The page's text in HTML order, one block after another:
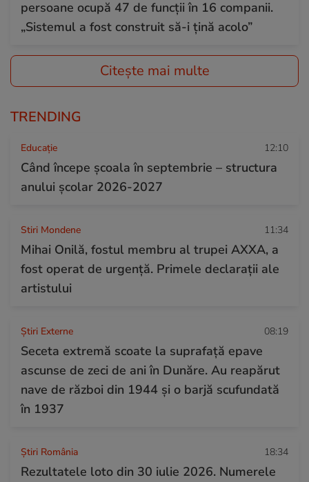
persoane ocupă 47 de funcții în 16 companii.
„Sistemul a fost construit să-i țină acolo”
Citește mai multe
TRENDING
Educație 12:10
Când începe şcoala în septembrie – structura
anului şcolar 2026-2027
Stiri Mondene 11:34
Mihai Onilă, fostul membru al trupei AXXA, a
fost operat de urgență. Primele declarații ale
artistului
Știri Externe 08:19
Seceta extremă scoate la suprafață epave
ascunse de zeci de ani în Dunăre. Au reapărut
nave de război din 1944 și o barjă scufundată
în 1937
Știri România 18:34
Rezultatele loto din 30 iulie 2026. Numerele